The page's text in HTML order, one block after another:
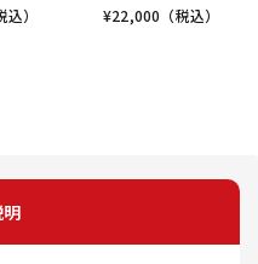
込）
¥22,000 （税込）